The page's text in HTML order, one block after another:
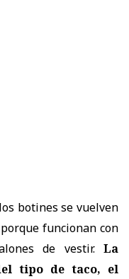
botines se vuelven
funcionan con
de vestir. La
tipo de taco, el